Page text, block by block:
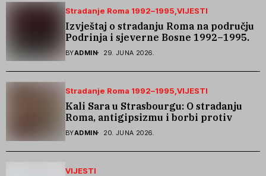
Stradanje Roma 1992–1995 VIJESTI
Izvještaj o stradanju Roma na području
Podrinja i sjeverne Bosne 1992–1995.
godine
BYADMIN 29. JUNA 2026.
Stradanje Roma 1992–1995 VIJESTI
Kali Sara u Strasbourgu: O stradanju
Roma, antigipsizmu i borbi protiv
govora mržnje
BYADMIN 20. JUNA 2026.
VIJESTI